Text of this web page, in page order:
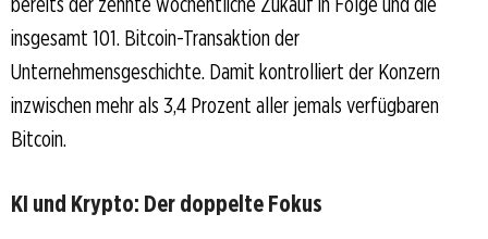
insgesamt 101. Bitcoin-Transaktion der
Unternehmensgeschichte. Damit kontrolliert der Konzern
inzwischen mehr als 3,4 Prozent aller jemals verfügbaren
Bitcoin.
KI und Krypto: Der doppelte Fokus